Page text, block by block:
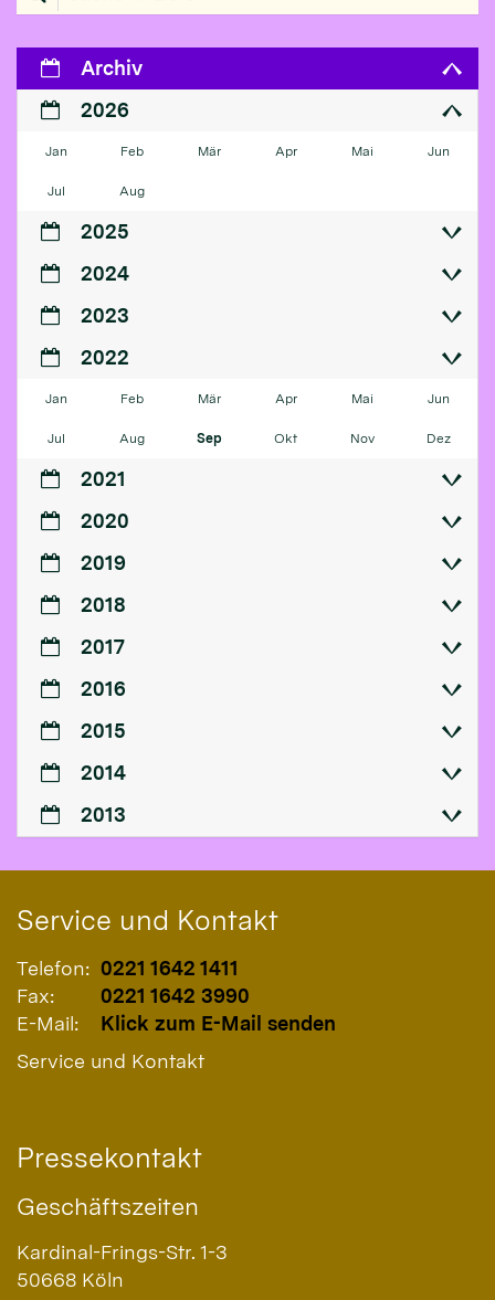
Archiv
2026
Jan Feb Mär Apr Mai Jun
Jul Aug
2025
2024
2023
2022
Jan Feb Mär Apr Mai Jun
Jul Aug Sep Okt Nov Dez
2021
2020
2019
2018
2017
2016
2015
2014
2013
Service und Kontakt
Telefon: 0221 1642 1411
Fax:
0221 1642 3990
E-Mail:
Klick zum E-Mail senden
Service und Kontakt
Pressekontakt
Geschäftszeiten
Kardinal-Frings-Str. 1-3
50668 Köln